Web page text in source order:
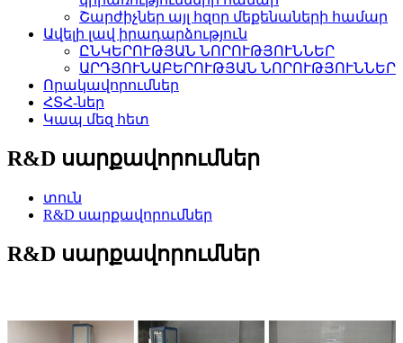
Շարժիչներ այլ հզոր մեքենաների համար
Ավելի լավ իրադարձություն
ԸՆԿԵՐՈՒԹՅԱՆ ՆՈՐՈՒԹՅՈՒՆՆԵՐ
ԱՐԴՅՈՒՆԱԲԵՐՈՒԹՅԱՆ ՆՈՐՈՒԹՅՈՒՆՆԵՐ
Որակավորումներ
ՀՏՀ-ներ
Կապ մեզ հետ
R&D սարքավորումներ
տուն
R&D սարքավորումներ
R&D սարքավորումներ